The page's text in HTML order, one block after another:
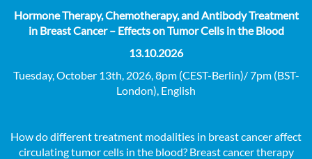
Hormone Therapy, Chemotherapy, and Antibody Treatment
in Breast Cancer – Effects on Tumor Cells in the Blood
13.10.2026
Tuesday, October 13th, 2026, 8pm (CEST-Berlin)/ 7pm (BST-
London), English
How do different treatment modalities in breast cancer affect
circulating tumor cells in the blood? Breast cancer therapy